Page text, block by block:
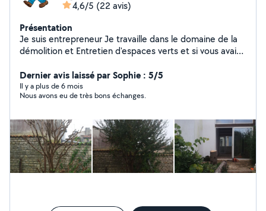
4,6/5 (22 avis)
Présentation
Je suis entrepreneur Je travaille dans le domaine de la
démolition et Entretien d'espaces verts et si vous avais
vous avez besoin
Dernier avis laissé par Sophie : 5/5
Il y a plus de 6 mois
Nous avons eu de très bons échanges.